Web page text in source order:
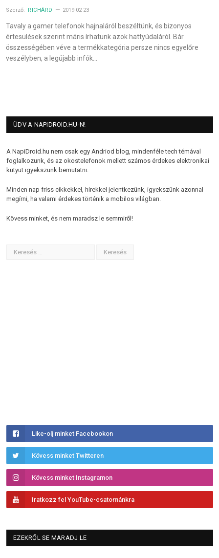
Szerző: RICHÁRD 2019-02-23
Tavaly a gamer telefonok hajnaláról beszéltünk, és bizonyos
értesülések szerint máris írhatunk azok hattyúdaláról. Bár
összességében véve a termékkategória persze nincs egyelőre
veszélyben, a legújabb infók…
ÜDV A NAPIDROID.HU-N!
A NapiDroid.hu nem csak egy Andriod blog, mindenféle tech témával
foglalkozunk, és az okostelefonok mellett számos érdekes elektronikai
kütyüt igyekszünk bemutatni.
Minden nap friss cikkekkel, hírekkel jelentkezünk, igyekszünk azonnal
megírni, ha valami érdekes történik a mobilos világban.
Kövess minket, és nem maradsz le semmiről!
Like-olj minket Facebookon
Kövess minket Twitteren
Kövess minket Instagramon
Iratkozz fel YouTube-csatornánkra
EZEKRŐL SE MARADJ LE